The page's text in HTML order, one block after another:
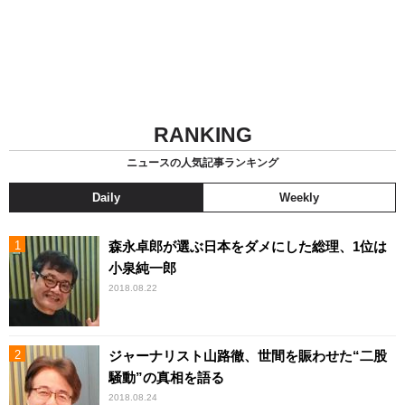
RANKING
ニュースの人気記事ランキング
Daily Weekly
森永卓郎が選ぶ日本をダメにした総理、1位は
小泉純一郎
2018.08.22
ジャーナリスト山路徹、世間を賑わせた“二股
騒動”の真相を語る
2018.08.24